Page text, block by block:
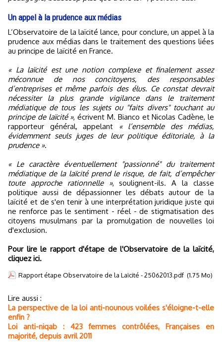
Un appel à la prudence aux médias
L’Observatoire de la laïcité lance, pour conclure, un appel à la
prudence aux médias dans le traitement des questions liées
au principe de laïcité en France.
« La laïcité est une notion complexe et finalement assez
méconnue de nos concitoyens, des responsables
d’entreprises et même parfois des élus. Ce constat devrait
nécessiter la plus grande vigilance dans le traitement
médiatique de tous les sujets ou "faits divers" touchant au
principe de laïcité », écrivent M. Bianco et Nicolas Cadène, le
rapporteur général, appelant
« l’ensemble des médias,
évidemment seuls juges de leur politique éditoriale, à la
prudence ».
« Le caractère éventuellement "passionné" du traitement
médiatique de la laïcité prend le risque, de fait, d’empêcher
toute approche rationnelle », soulignent-ils. A la classe
politique aussi de dépassionner les débats autour de la
laïcité et de s'en tenir à une interprétation juridique juste qui
ne renforce pas le sentiment - réel - de stigmatisation des
citoyens musulmans par la promulgation de nouvelles loi
d'exclusion.
Pour lire le rapport d'étape de l'Observatoire de la laïcité,
cliquez ici.
Rapport étape Observatoire de la Laïcité - 25062013.pdf (1.75 Mo)
Lire aussi :
La perspective de la loi anti-nounous voilées s'éloigne-t-elle
enfin ?
Loi anti-niqab : 423 femmes contrôlées, Françaises en
majorité, depuis avril 2011